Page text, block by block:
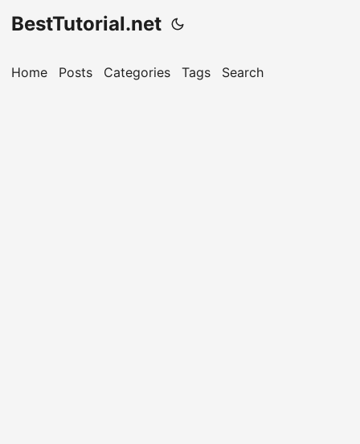
BestTutorial.net
Home Posts Categories Tags Search